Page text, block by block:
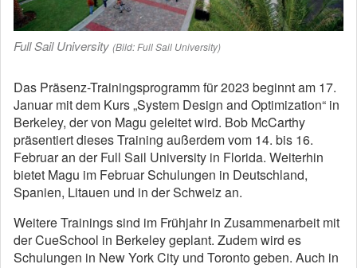
Full Sail University (Bild: Full Sail University)
Das Präsenz-Trainingsprogramm für 2023 beginnt am 17.
Januar mit dem Kurs „System Design and Optimization“ in
Berkeley, der von Magu geleitet wird. Bob McCarthy
präsentiert dieses Training außerdem vom 14. bis 16.
Februar an der Full Sail University in Florida. Weiterhin
bietet Magu im Februar Schulungen in Deutschland,
Spanien, Litauen und in der Schweiz an.
Weitere Trainings sind im Frühjahr in Zusammenarbeit mit
der CueSchool in Berkeley geplant. Zudem wird es
Schulungen in New York City und Toronto geben. Auch in